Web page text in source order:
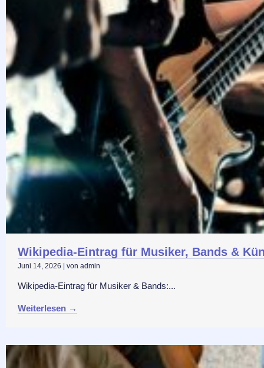
Wikipedia-Eintrag für Musiker, Bands &
Juni 14, 2026 von admin
Wikipedia-Eintrag für Musiker & Bands:...
Weiterlesen →